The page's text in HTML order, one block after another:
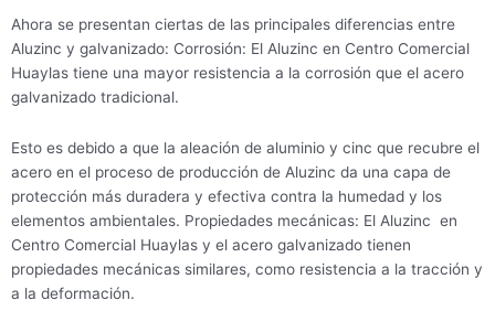
Ahora se presentan ciertas de las principales diferencias entre
Aluzinc y galvanizado: Corrosión: El Aluzinc en Centro Comercial
Huaylas tiene una mayor resistencia a la corrosión que el acero
galvanizado tradicional.
Esto es debido a que la aleación de aluminio y cinc que recubre el
acero en el proceso de producción de Aluzinc da una capa de
protección más duradera y efectiva contra la humedad y los
elementos ambientales. Propiedades mecánicas: El Aluzinc en
Centro Comercial Huaylas y el acero galvanizado tienen
propiedades mecánicas similares, como resistencia a la tracción y
a la deformación.